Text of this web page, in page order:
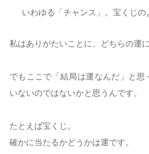
いわゆる「チャンス」。宝くじの
私はありがたいことに、どちらの運
でもここで「結局は運なんだ」と思
いないのではないかと思うんです。
たとえば宝くじ。
確かに当たるかどうかは運です。